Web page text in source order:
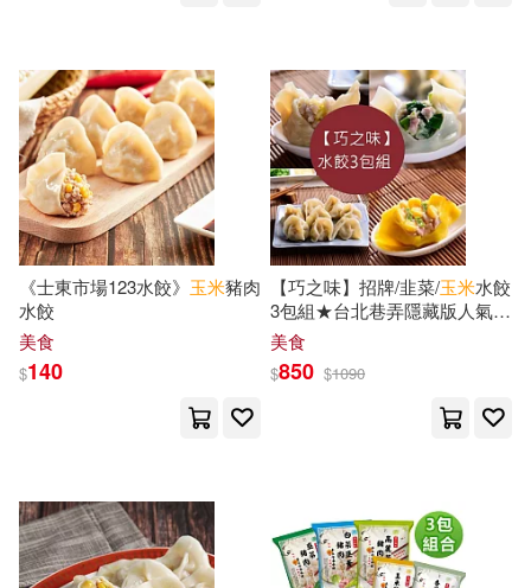
周逸芬(15)
池寶嘉（主編）(15)
玉木くるみ(15)
（荷）布魯納(15)
安徽少年兒童出版社(62)
warner music(61)
中華書局(60) 三采(59)
機械工業出版社(58)
清華大學出版社(57)
《士東市場123水餃》 玉米豬肉
水餃
美食
$140
【巧之味】招牌/韭菜/玉米水餃
3包組★台北巷弄隱藏版人氣名
店玉米
美食
$850 $1090